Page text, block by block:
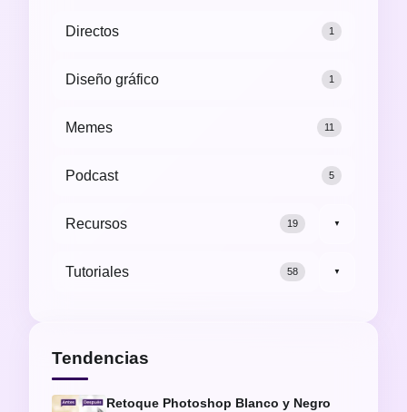
Directos 1
Diseño gráfico 1
Memes 11
Podcast 5
Recursos 19 ▼
Tutoriales 58 ▼
Tendencias
Retoque Photoshop Blanco y Negro